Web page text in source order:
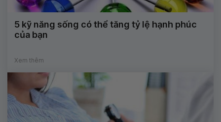
5 kỹ năng sống có thể tăng tỷ lệ hạnh phúc
của bạn
Xem thêm